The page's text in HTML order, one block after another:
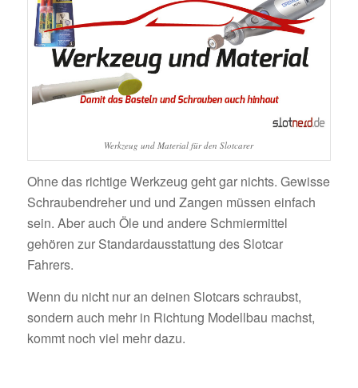
Werkzeug und Material für den Slotcarer
Ohne das richtige Werkzeug geht gar nichts. Gewisse
Schraubendreher und und Zangen müssen einfach
sein. Aber auch Öle und andere Schmiermittel
gehören zur Standardausstattung des Slotcar
Fahrers.
Wenn du nicht nur an deinen Slotcars schraubst,
sondern auch mehr in Richtung Modellbau machst,
kommt noch viel mehr dazu.